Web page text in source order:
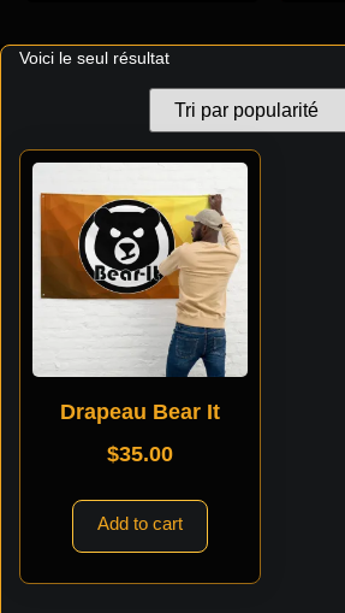
Voici le seul résultat
Drapeau Bear It
$35.00
Add to cart